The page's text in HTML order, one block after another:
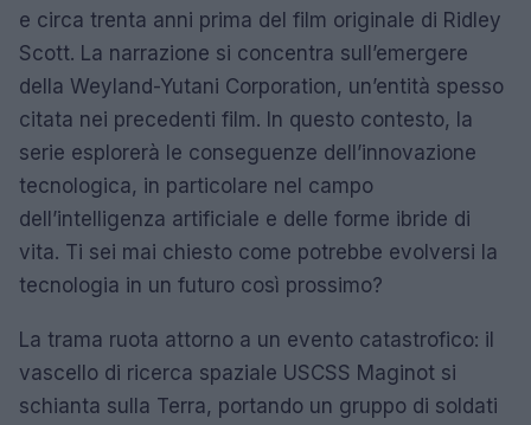
e circa trenta anni prima del film originale di Ridley
Scott. La narrazione si concentra sull’emergere
della Weyland-Yutani Corporation, un’entità spesso
citata nei precedenti film. In questo contesto, la
serie esplorerà le conseguenze dell’innovazione
tecnologica, in particolare nel campo
dell’intelligenza artificiale e delle forme ibride di
vita. Ti sei mai chiesto come potrebbe evolversi la
tecnologia in un futuro così prossimo?
La trama ruota attorno a un evento catastrofico: il
vascello di ricerca spaziale USCSS Maginot si
schianta sulla Terra, portando un gruppo di soldati